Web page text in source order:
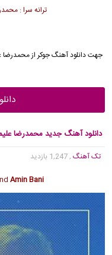
ترانه سرا :
جهت دانلود آهنگ جوکر ازمحمدرضا
دانلود آهنگ جدید محمدرضا
تک آهنگ, 1,247 بازدید
Amin Bani